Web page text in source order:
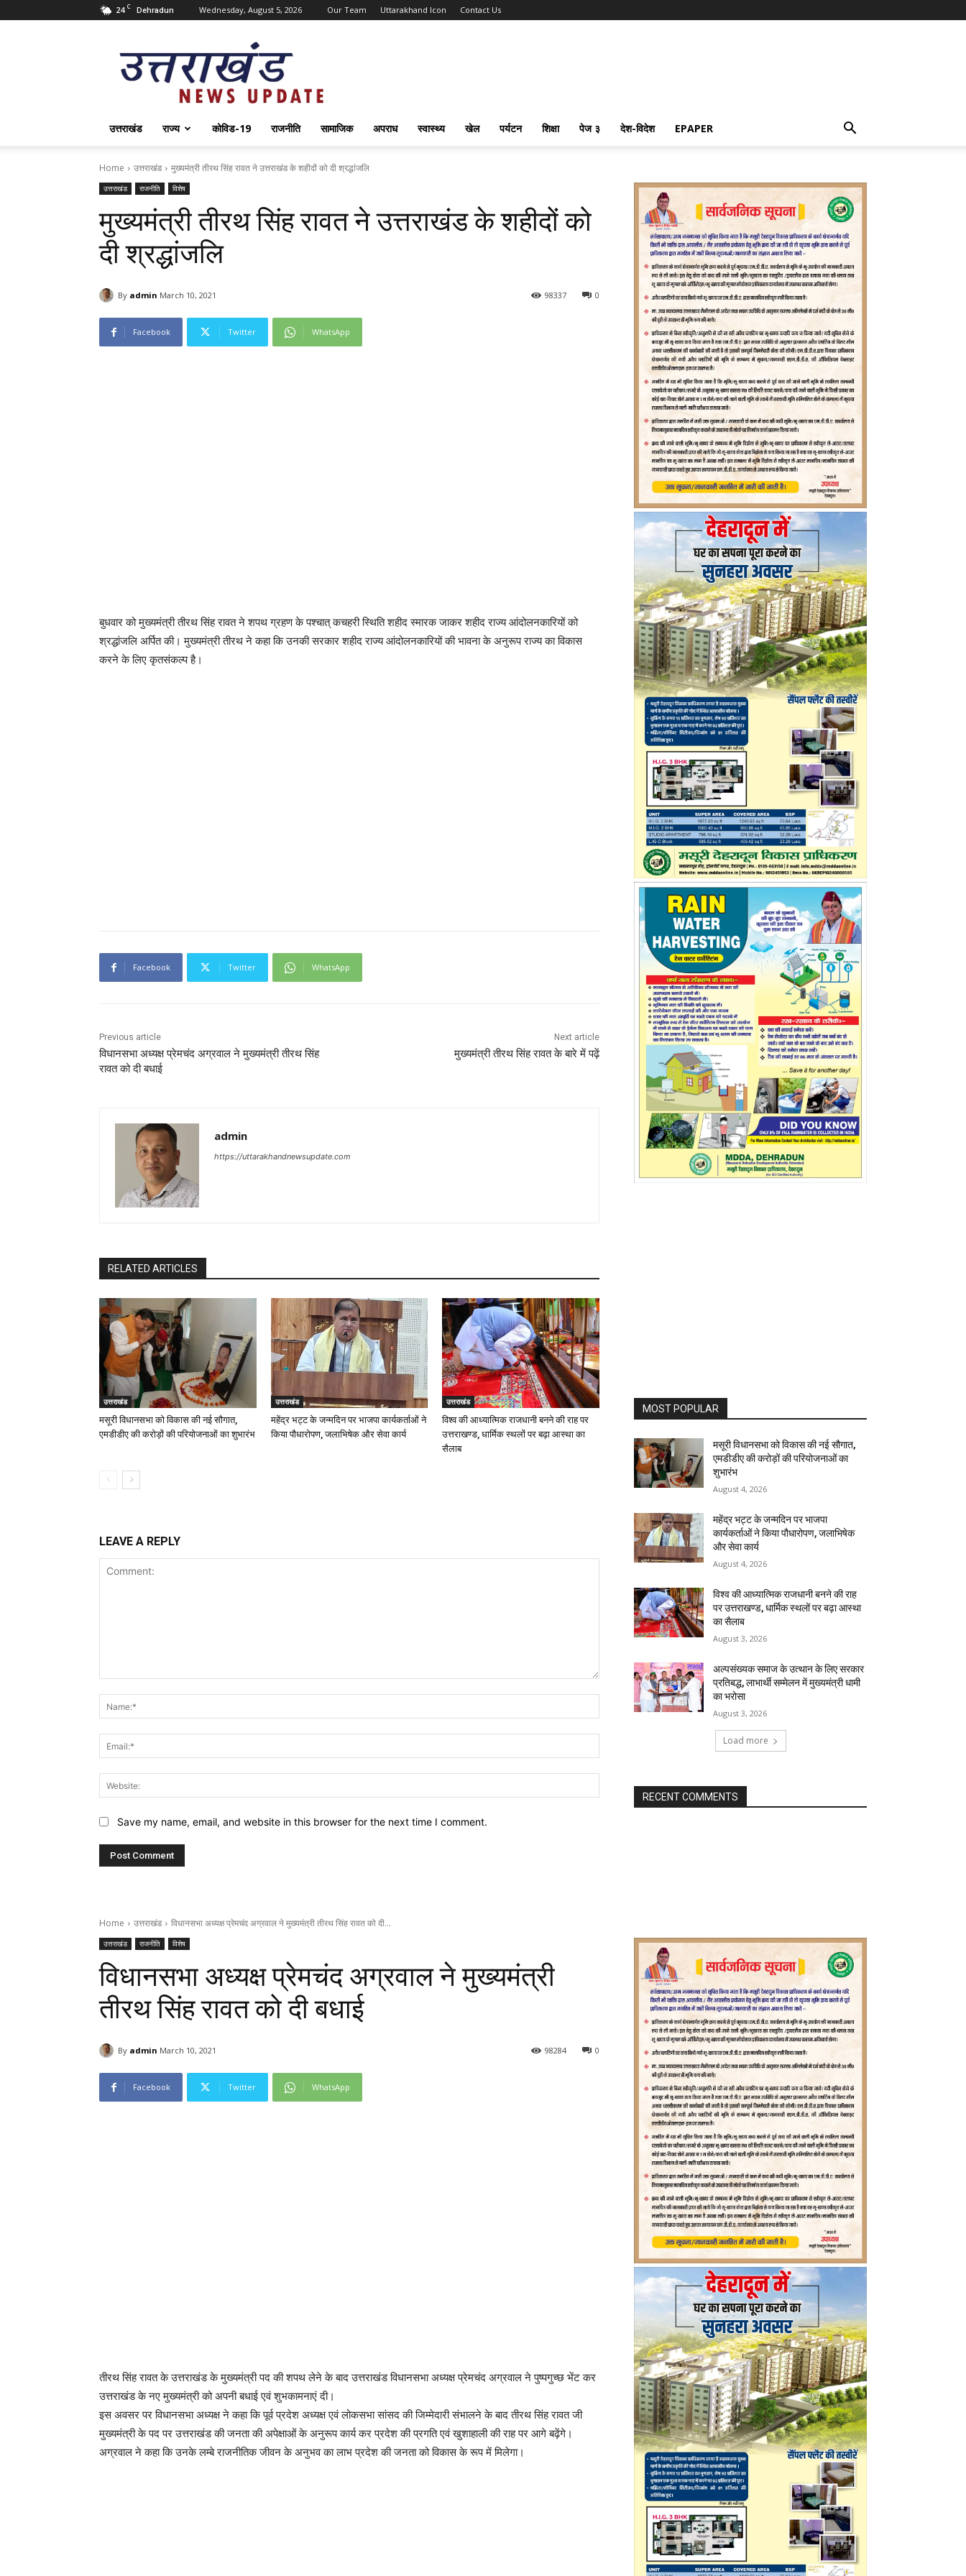
24 C Dehradun Wednesday, August 5, 2026 Our Team Uttarakhand Icon Contact Us
Uttarakhand
News
Update
उत्तराखंड राज्य कोविड-19 राजनीति सामाजिक अपराध स्वास्थ्य खेल पर्यटन शिक्षा पेज ३ देश-विदेश EPAPER
Home उत्तराखंड मुख्यमंत्री तीरथ सिंह रावत ने उत्तराखंड के शहीदों को दी श्रद्धांजलि
उत्तराखंड राजनीति विशेष
मुख्यमंत्री तीरथ सिंह रावत ने उत्तराखंड के शहीदों को
दी श्रद्धांजलि
By admin March 10, 2021 0
98337
Facebook Twitter WhatsApp
बुधवार को मुख्यमंत्री तीरथ सिंह रावत ने शपथ ग्रहण के पश्चात् कचहरी स्थिति शहीद स्मारक जाकर शहीद राज्य आंदोलनकारियों को
श्रद्धांजलि अर्पित की। मुख्यमंत्री तीरथ ने कहा कि उनकी सरकार शहीद राज्य आंदोलनकारियों की भावना के अनुरूप राज्य का विकास
करने के लिए कृतसंकल्प है।
Facebook Twitter WhatsApp
Previous article
विधानसभा अध्यक्ष प्रेमचंद अग्रवाल ने मुख्यमंत्री तीरथ सिंह
रावत को दी बधाई
Next article
मुख्यमंत्री तीरथ सिंह रावत के बारे में पढ़ें
admin
https://uttarakhandnewsupdate.com
RELATED ARTICLES
उत्तराखंड
मसूरी विधानसभा को विकास की नई सौगात,
एमडीडीए की करोड़ों की परियोजनाओं का शुभारंभ
उत्तराखंड
महेंद्र भट्ट के जन्मदिन पर भाजपा कार्यकर्ताओं ने
किया पौधारोपण, जलाभिषेक और सेवा कार्य
उत्तराखंड
विश्व की आध्यात्मिक राजधानी बनने की राह पर
उत्तराखण्ड, धार्मिक स्थलों पर बढ़ा आस्था का
सैलाब
LEAVE A REPLY
Name:*
Save my name, email, and website in this browser for the next time I comment.
MOST POPULAR
मसूरी विधानसभा को विकास की नई सौगात,
एमडीडीए की करोड़ों की परियोजनाओं का
शुभारंभ
August 4, 2026
महेंद्र भट्ट के जन्मदिन पर भाजपा
कार्यकर्ताओं ने किया पौधारोपण, जलाभिषेक
और सेवा कार्य
August 4, 2026
विश्व की आध्यात्मिक राजधानी बनने की राह
पर उत्तराखण्ड, धार्मिक स्थलों पर बढ़ा आस्था
का सैलाब
August 3, 2026
अल्पसंख्यक समाज के उत्थान के लिए सरकार
प्रतिबद्ध, लाभार्थी सम्मेलन में मुख्यमंत्री धामी
का भरोसा
August 3, 2026
Load more
RECENT COMMENTS